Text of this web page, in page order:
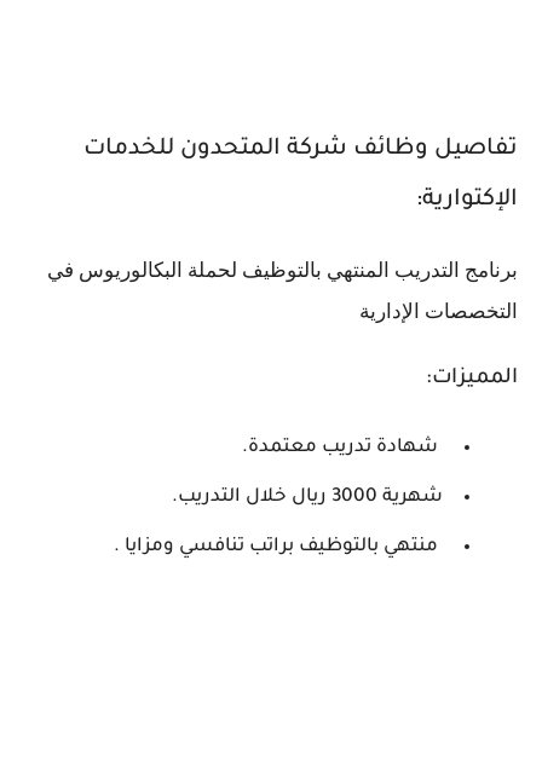
تفاصيل وظائف شركة المتحدون للخدمات
الإكتوارية:
برنامج التدريب المنتهي بالتوظيف لحملة البكالوريوس في
التخصصات الإدارية
المميزات:
شهادة تدريب معتمدة.
شهرية 3000 ريال خلال التدريب.
منتهي بالتوظيف براتب تنافسي ومزايا .